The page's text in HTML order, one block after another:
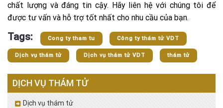
chất lượng và đáng tin cậy. Hãy liên hệ với chúng tôi để
được tư vấn và hỗ trợ tốt nhất cho nhu cầu của bạn.
Tags: Cong ty tham tu Công ty thám tử VDT
Dịch vụ thám tử Dịch vụ thám tử VDT thám tử
DỊCH VỤ THÁM TỬ
Dịch vụ thám tử